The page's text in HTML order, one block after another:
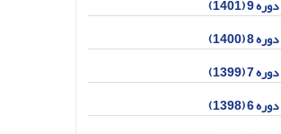
دوره 9 (1401)
دوره 8 (1400)
دوره 7 (1399)
دوره 6 (1398)